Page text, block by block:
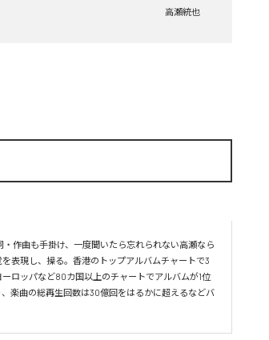
高瀬統也
作曲も手掛け、一度聞いたら忘れられない高瀬なら
表現し、操る。香港のトップアルバムチャートで3
ロッパなど80カ国以上のチャートでアルバムが1位
楽曲の総再生回数は30億回をはるかに超えるなどバ